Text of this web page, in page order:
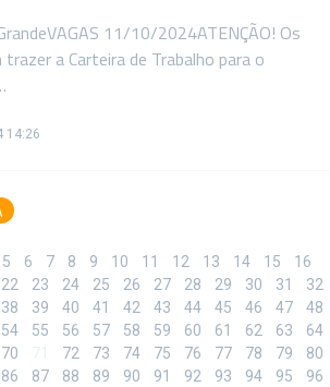
11/10/2024ATENÇÃO! Os
a Carteira de Trabalho para o
14:26
5 6 7 8 9 10 11 12 13 14 15
16
22 23 24 25 26 27 28 29 30 31
32
38 39 40 41 42 43 44 45 46 47
48
54 55 56 57 58 59 60 61 62 63
64
70 72 73 74 75 76 77 78 79
80
86 87 88 89 90 91 92 93 94 95
96